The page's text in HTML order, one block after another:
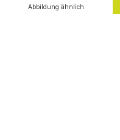
Abbildung ähnlich